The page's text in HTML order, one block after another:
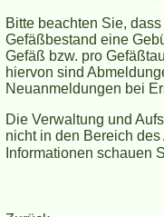
Bitte beachten Sie,
Gefäßbestand eine
Gefäß bzw. pro
hiervon sind
Neuanmeldungen bei
Die Verwaltung und
nicht in den Bereich
Informationen schauen